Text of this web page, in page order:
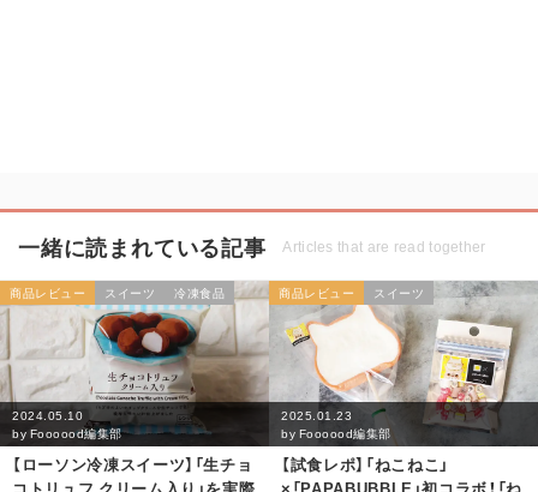
一緒に読まれている記事 Articles that are read together
商品レビュー スイーツ 冷凍食品
2024.05.10
by Foooood編集部
【ローソン冷凍スイーツ】「生チョ
商品レビュー スイーツ
2025.01.23
by Foooood編集部
【試食レポ】「ねこねこ」